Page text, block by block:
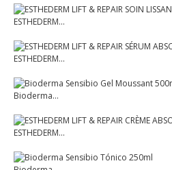
ESTHEDERM...
ESTHEDERM...
Bioderma...
ESTHEDERM...